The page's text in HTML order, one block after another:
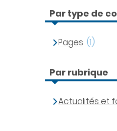
Par type de
Pages (1)
Par rubrique
Actualités et